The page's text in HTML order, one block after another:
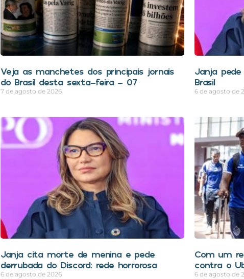
Veja as manchetes dos principais jornais
do Brasil desta sexta-feira – 07
7 de agosto de 2026
Janja
Brasil
6 de agosto de
Janja cita morte de menina e pede
derrubada do Discord: rede horrorosa
6 de agosto de 2026
Com um
contra o
6 de agosto de